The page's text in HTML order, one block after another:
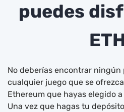
puedes
No deberías encontrar ningún
cualquier juego que se
Ethereum que hayas elegido
Una vez que hagas tu